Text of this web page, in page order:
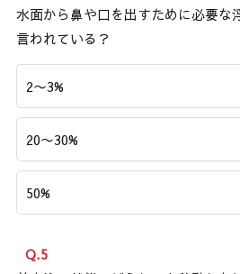
水面から鼻や口を出すために必要な
言われている？
2〜3%
20〜30%
50%
Q.5